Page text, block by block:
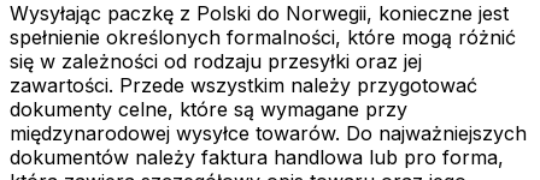
Wysyłając paczkę z Polski do Norwegii, konieczne jest
spełnienie określonych formalności, które mogą różnić
się w zależności od rodzaju przesyłki oraz jej
zawartości. Przede wszystkim należy przygotować
dokumenty celne, które są wymagane przy
międzynarodowej wysyłce towarów. Do najważniejszych
dokumentów należy faktura handlowa lub pro forma,